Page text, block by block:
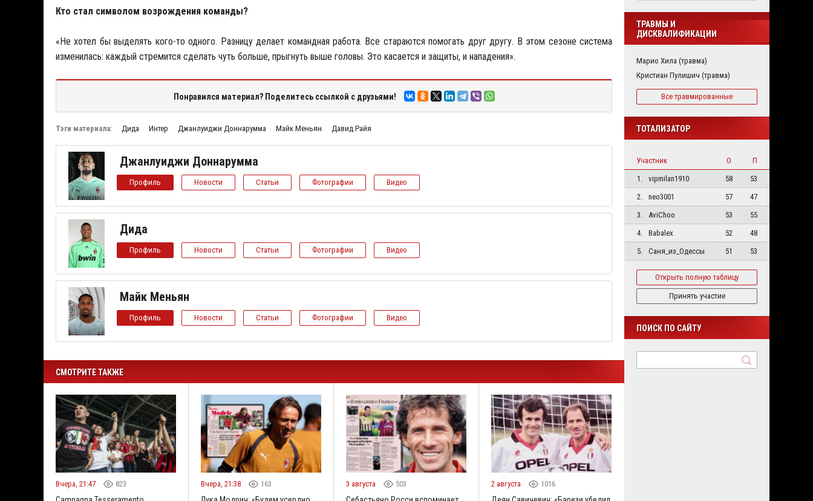
Кто стал символом возрождения команды?
«Не хотел бы выделять кого-то одного. Разницу делает командная работа. Все стараются помогать друг другу. В этом сезоне система
изменилась: каждый стремится сделать чуть больше, прыгнуть выше головы. Это касается и защиты, и нападения».
Понравился материал? Поделитесь ссылкой с друзьями!
Тэги материала: Дида Интер Джанлуиджи Доннарумма Майк Меньян Давид Райя
Джанлуиджи Доннарумма
Профиль Новости Статьи Фотографии Видео
Дида
Профиль Новости Статьи Фотографии Видео
Майк Меньян
Профиль Новости Статьи Фотографии Видео
СМОТРИТЕ ТАКЖЕ
Вчера, 21:47 823 Вчера, 21:38 163 3 августа 503 2 августа 1016
ТРАВМЫ И
ДИСКВАЛИФИКАЦИИ
Марио Хила (травма)
Кристиан Пулишич (травма)
Все травмированные
ТОТАЛИЗАТОР
Участник О
П
1.
vipmilan1910 58
53
2.
neo3001 57
47
3.
AviChoo 53
55
4.
Babalex 52
48
5.
Саня_из_Одессы 51 53
Открыть полную таблицу
Принять участие
ПОИСК ПО САЙТУ